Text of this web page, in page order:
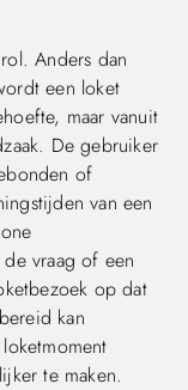
Anders dan
een loket
maar vanuit
De gebruiker
of
van een
vraag of een
op dat
kan
te maken.